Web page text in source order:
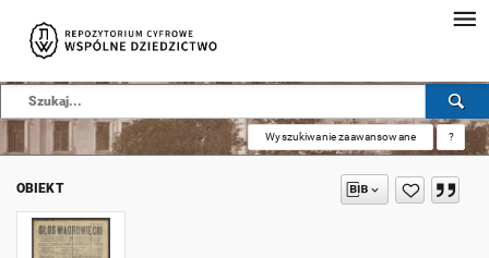
Wyszukiwanie zaawansowane ?
OBIEKT